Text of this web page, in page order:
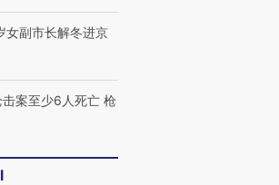
女副市长解冬进京
案至少6人死亡 枪